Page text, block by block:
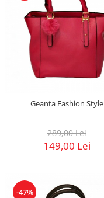
Geanta Fashion Style
289,00 Lei
149,00 Lei
-47%